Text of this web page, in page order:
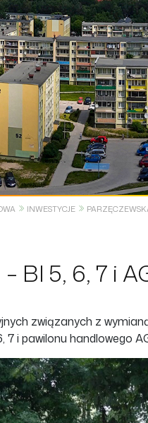
INWESTYCJE
Bl 5, 6, 7 i
związanych z
7 i pawilonu handlowego